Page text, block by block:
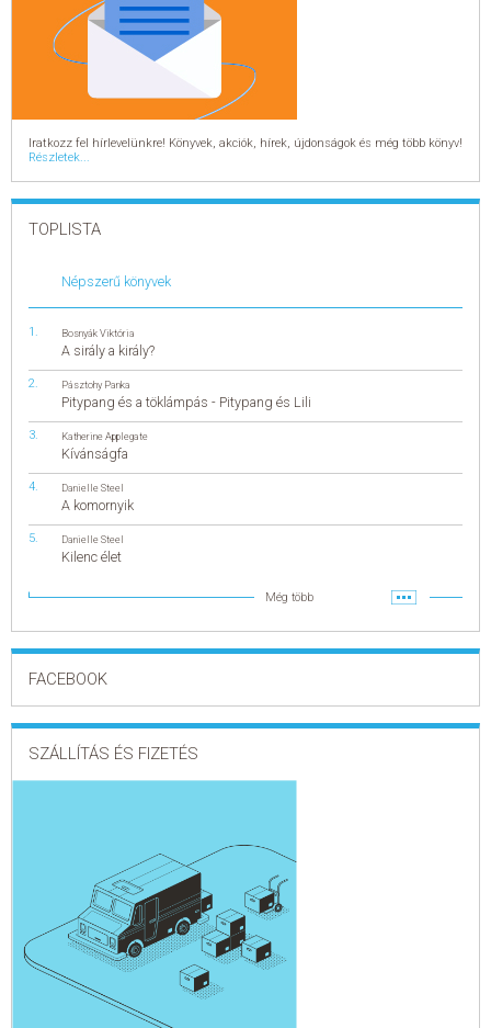
Iratkozz fel hírlevelünkre! Könyvek, akciók, hírek, újdonságok és még több könyv!
Részletek...
TOPLISTA
Népszerű könyvek
Bosnyák Viktória
A sirály a király?
Pásztohy Panka
Pitypang és a töklámpás - Pitypang és Lili
Katherine Applegate
Kívánságfa
Danielle Steel
A komornyik
Danielle Steel
Kilenc élet
Még több
FACEBOOK
SZÁLLÍTÁS ÉS FIZETÉS